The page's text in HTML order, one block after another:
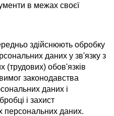
в межах своєї
здійснюють обробку
даних у зв'язку з
(трудових) обов'язків
законодавства
даних і
і захист
персональних даних.